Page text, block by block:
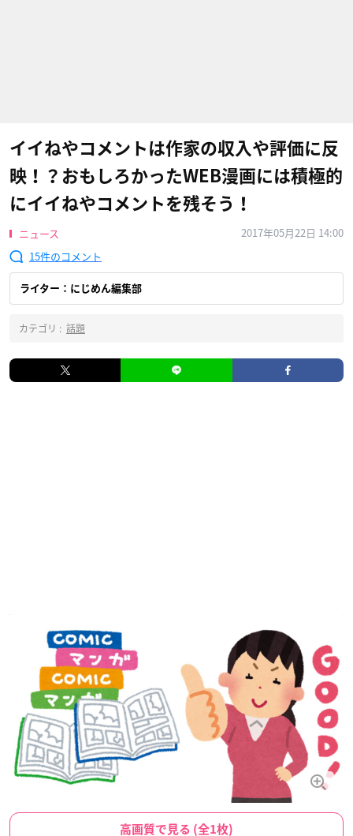
イイねやコメントは作家の収入や評価に反
映！？おもしろかったWEB漫画には積極的
にイイねやコメントを残そう！
ニュース
2017年05月22日 14:00
15
ライター：にじめん編集部
カテゴリ : 話題
高画質で見る (全1枚)